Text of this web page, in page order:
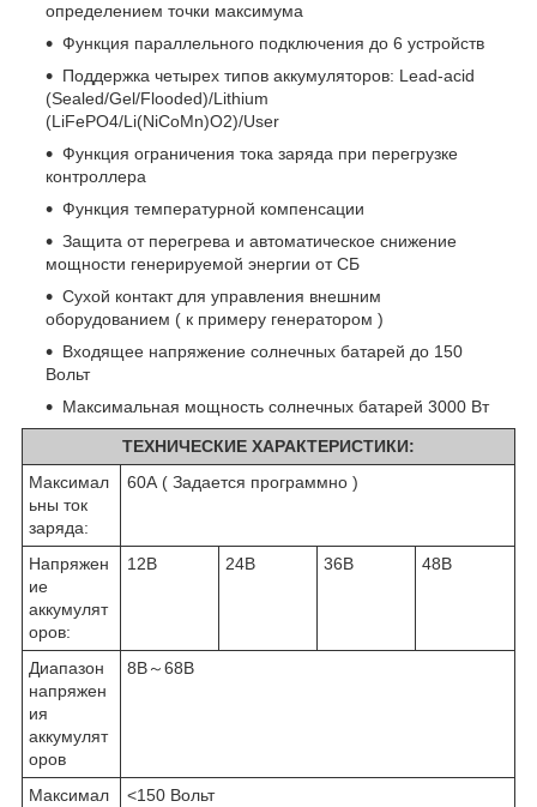
определением точки максимума
Функция параллельного подключения до 6 устройств
Поддержка четырех типов аккумуляторов: Lead-acid
(Sealed/Gel/Flooded)/Lithium
(LiFePO4/Li(NiCoMn)O2)/User
Функция ограничения тока заряда при перегрузке
контроллера
Функция температурной компенсации
Защита от перегрева и автоматическое снижение
мощности генерируемой энергии от СБ
Сухой контакт для управления внешним
оборудованием ( к примеру генератором )
Входящее напряжение солнечных батарей до 150
Вольт
Максимальная мощность солнечных батарей 3000 Вт
ТЕХНИЧЕСКИЕ ХАРАКТЕРИСТИКИ:
Максимал
ьны ток
заряда:
60А ( Задается программно )
Напряжен
ие
аккумулят
оров:
12В 24В 36В 48В
Диапазон
напряжен
ия
аккумулят
оров
8В～68В
Максимал
<150 Вольт